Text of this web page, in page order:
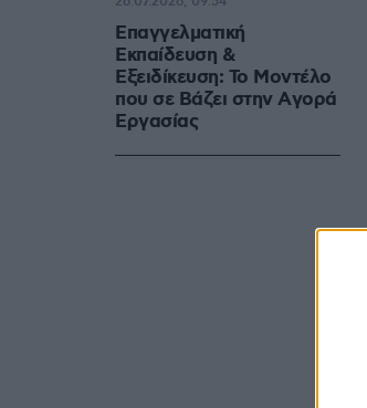
Επαγγελματική
Εκπαίδευση &
Εξειδίκευση: Το Mοντέλο
που σε Bάζει στην Aγορά
Eργασίας